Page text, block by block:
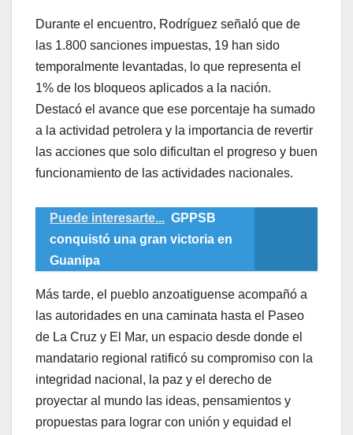
Durante el encuentro, Rodríguez señaló que de
las 1.800 sanciones impuestas, 19 han sido
temporalmente levantadas, lo que representa el
1% de los bloqueos aplicados a la nación.
Destacó el avance que ese porcentaje ha sumado
a la actividad petrolera y la importancia de revertir
las acciones que solo dificultan el progreso y buen
funcionamiento de las actividades nacionales.
Puede interesarte... GPPSB
conquistó una gran victoria en
Guanipa
Más tarde, el pueblo anzoatiguense acompañó a
las autoridades en una caminata hasta el Paseo
de La Cruz y El Mar, un espacio desde donde el
mandatario regional ratificó su compromiso con la
integridad nacional, la paz y el derecho de
proyectar al mundo las ideas, pensamientos y
propuestas para lograr con unión y equidad el